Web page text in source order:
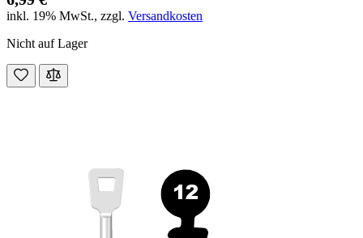
inkl. 19% MwSt., zzgl. Versandkosten
Nicht auf Lager